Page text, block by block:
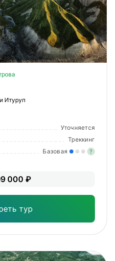
Итуруп
Уточняется
Треккинг
Базовая ?
000 ₽
тур